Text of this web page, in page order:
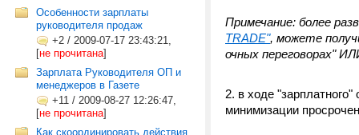
Особенности зарплаты
руководителя продаж
+2 / 2009-07-17 23:43:21,
[не прочитана]
Зарплата Руководителя ОП и
менеджеров в Газете
+11 / 2009-08-27 12:26:47,
[не прочитана]
Как скоординировать действия
Примечание: более
TRADE", можете
очных переговорах"
2. в ходе
минимизации